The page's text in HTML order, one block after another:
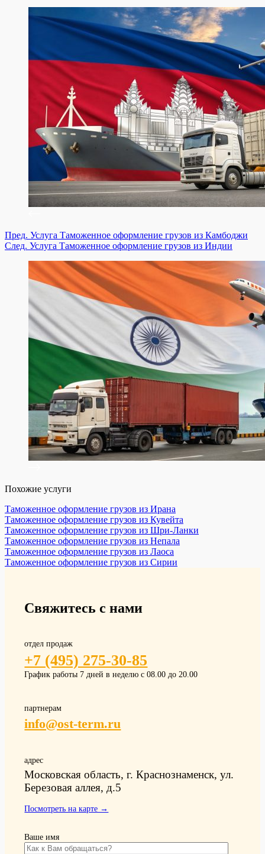
Пред. Услуга Таможенное оформление грузов из Камбоджи
След. Услуга Таможенное оформление грузов из Индии
Похожие услуги
Таможенное оформление грузов из Ирана
Таможенное оформление грузов из Кувейта
Таможенное оформление грузов из Шри-Ланки
Таможенное оформление грузов из Непала
Таможенное оформление грузов из Лаоса
Таможенное оформление грузов из Сирии
Свяжитесь с нами
отдел продаж
+7 (495) 275-30-85
График работы 7 дней в неделю с 08.00 до 20.00
партнерам
info@ost-term.ru
адрес
Московская область, г. Краснознаменск, ул.
Березовая аллея, д.5
Посмотреть на карте →
Ваше имя